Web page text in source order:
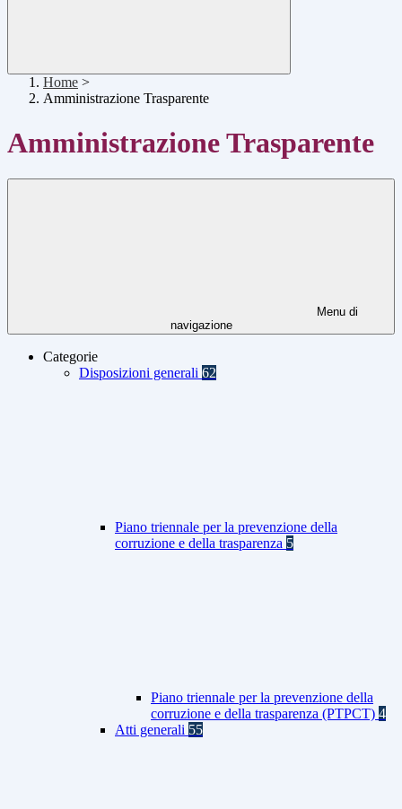
Home >
Amministrazione Trasparente
Amministrazione Trasparente
Menu di
navigazione
Categorie
Disposizioni generali 62
Piano triennale per la prevenzione della
corruzione e della trasparenza 5
Piano triennale per la prevenzione della
corruzione e della trasparenza (PTPCT) 4
Atti generali 55